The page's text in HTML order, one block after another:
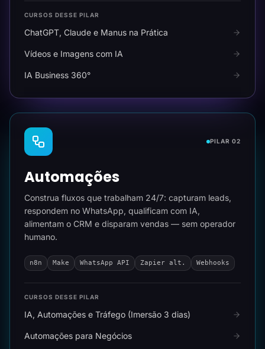
CURSOS DESSE PILAR
ChatGPT, Claude e Manus na Prática
Vídeos e Imagens com IA
IA Business 360°
PILAR 02
Automações
Construa fluxos que trabalham 24/7: capturam leads,
respondem no WhatsApp, qualificam com IA,
alimentam o CRM e disparam vendas — sem operador
humano.
n8n Make WhatsApp API Zapier alt. Webhooks
CURSOS DESSE PILAR
IA, Automações e Tráfego (Imersão 3 dias)
Automações para Negócios